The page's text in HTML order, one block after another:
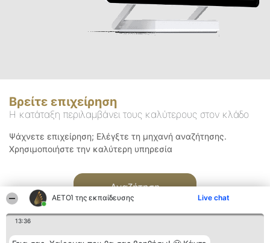
ΑΕΤΟΊ της εκπαίδευσης Live chat
13:36
Βρείτε επιχείρηση
Η κατάταξη περιλαμβάνει τους καλύτερους στον κλάδο
Ψάχνετε επιχείρηση; Ελέγξτε τη μηχανή αναζήτησης.
Χρησιμοποιήστε την καλύτερη υπηρεσία
Αναζήτηση